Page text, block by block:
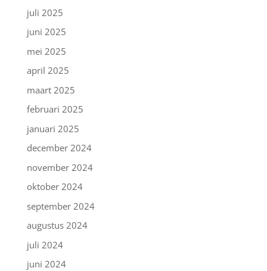
juli 2025
juni 2025
mei 2025
april 2025
maart 2025
februari 2025
januari 2025
december 2024
november 2024
oktober 2024
september 2024
augustus 2024
juli 2024
juni 2024